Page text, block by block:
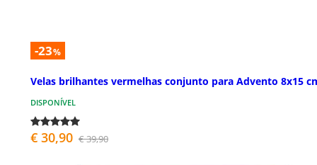
-23%
Velas brilhantes vermelhas conjunto para Advento 8x15
DISPONÍVEL
€ 30,90 € 39,90